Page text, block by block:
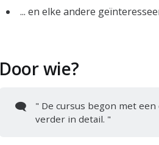
... en elke andere
Door wie?
🗨️
" De cursus begon met
verder in detail. "